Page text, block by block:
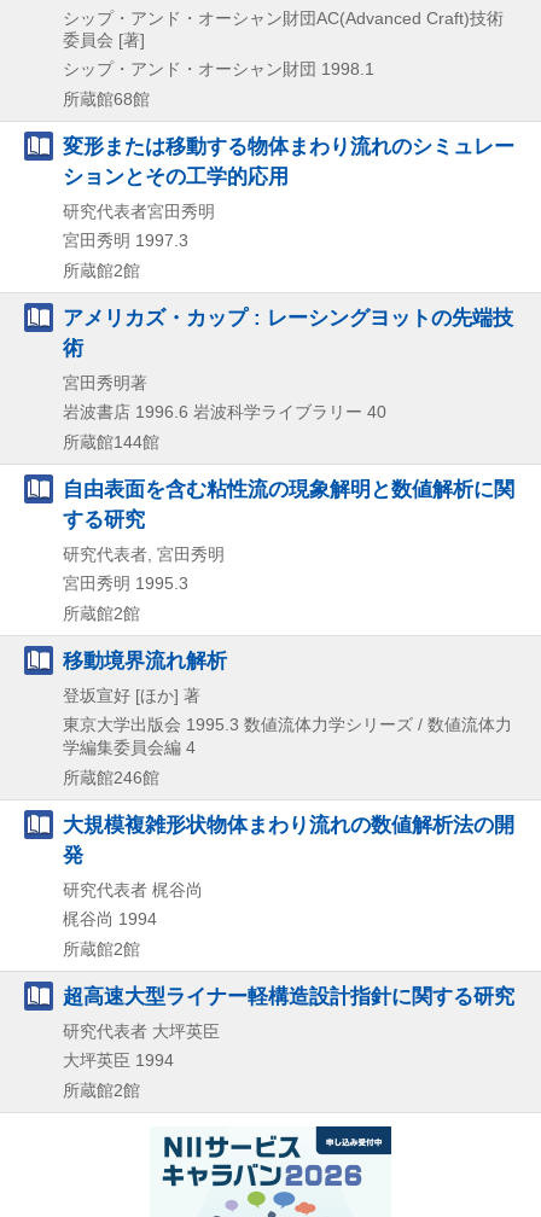
シップ・アンド・オーシャン財団AC(Advanced Craft)技術
委員会 [著]
シップ・アンド・オーシャン財団 1998.1
所蔵館68館
変形または移動する物体まわり流れのシミュレー
ションとその工学的応用
研究代表者宮田秀明
宮田秀明 1997.3
所蔵館2館
アメリカズ・カップ : レーシングヨットの先端技
術
宮田秀明著
岩波書店 1996.6 岩波科学ライブラリー 40
所蔵館144館
自由表面を含む粘性流の現象解明と数値解析に関
する研究
研究代表者, 宮田秀明
宮田秀明 1995.3
所蔵館2館
移動境界流れ解析
登坂宣好 [ほか] 著
東京大学出版会 1995.3 数値流体力学シリーズ / 数値流体力
学編集委員会編 4
所蔵館246館
大規模複雑形状物体まわり流れの数値解析法の開
発
研究代表者 梶谷尚
梶谷尚 1994
所蔵館2館
超高速大型ライナー軽構造設計指針に関する研究
研究代表者 大坪英臣
大坪英臣 1994
所蔵館2館